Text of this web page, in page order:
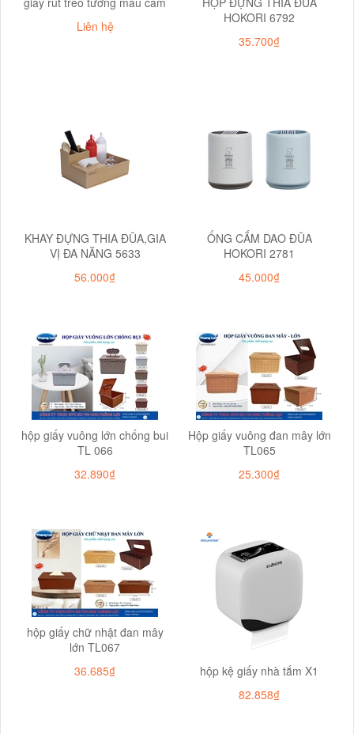
Liên hệ
HOKORI 6792
35.700₫
KHAY ĐỰNG THIA ĐŨA,GIA
VỊ ĐA NĂNG 5633
56.000₫
ỐNG CẮM DAO ĐŨA
HOKORI 2781
45.000₫
hộp giấy vuông lớn chống bui
TL 066
32.890₫
Hộp giấy vuông đan mây lớn
TL065
25.300₫
hộp giấy chữ nhật đan mây
lớn TL067
36.685₫
hộp kệ giấy nhà tắm X1
82.858₫